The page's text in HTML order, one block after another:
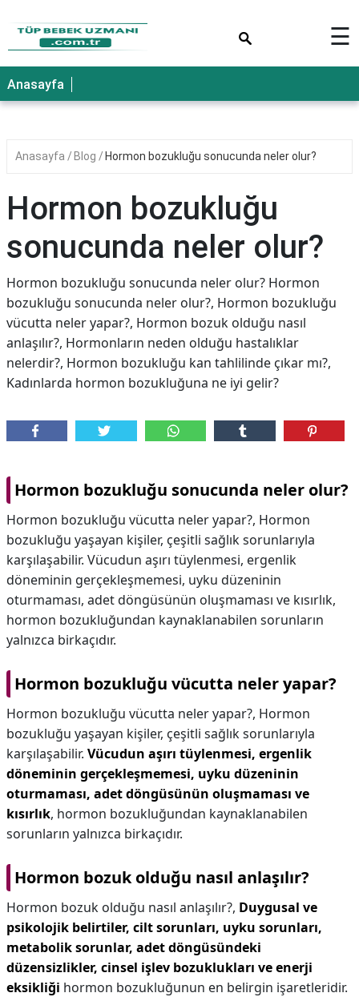
☰
Anasayfa
Anasayfa Blog Hormon bozukluğu sonucunda neler olur?
Hormon bozukluğu
sonucunda neler olur?
Hormon bozukluğu sonucunda neler olur? Hormon
bozukluğu sonucunda neler olur?, Hormon bozukluğu
vücutta neler yapar?, Hormon bozuk olduğu nasıl
anlaşılır?, Hormonların neden olduğu hastalıklar
nelerdir?, Hormon bozukluğu kan tahlilinde çıkar mı?,
Kadınlarda hormon bozukluğuna ne iyi gelir?
Hormon bozukluğu sonucunda neler olur?
Hormon bozukluğu vücutta neler yapar?, Hormon
bozukluğu yaşayan kişiler, çeşitli sağlık sorunlarıyla
karşılaşabilir. Vücudun aşırı tüylenmesi, ergenlik
döneminin gerçekleşmemesi, uyku düzeninin
oturmaması, adet döngüsünün oluşmaması ve kısırlık,
hormon bozukluğundan kaynaklanabilen sorunların
yalnızca birkaçıdır.
Hormon bozukluğu vücutta neler yapar?
Hormon bozukluğu vücutta neler yapar?, Hormon
bozukluğu yaşayan kişiler, çeşitli sağlık sorunlarıyla
karşılaşabilir. Vücudun aşırı tüylenmesi, ergenlik
döneminin gerçekleşmemesi, uyku düzeninin
oturmaması, adet döngüsünün oluşmaması ve
kısırlık, hormon bozukluğundan kaynaklanabilen
sorunların yalnızca birkaçıdır.
Hormon bozuk olduğu nasıl anlaşılır?
Hormon bozuk olduğu nasıl anlaşılır?, Duygusal ve
psikolojik belirtiler, cilt sorunları, uyku sorunları,
metabolik sorunlar, adet döngüsündeki
düzensizlikler, cinsel işlev bozuklukları ve enerji
eksikliği hormon bozukluğunun en belirgin işaretleridir.